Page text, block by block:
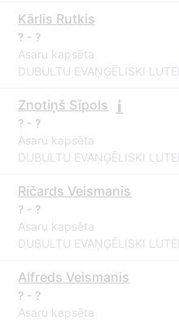
Kārlis Rutkis
? - ?
Asaru kapsēta
DUBULTU EVAŅĢĒLISKI
Znotiņš Sīpols
? - ?
Asaru kapsēta
DUBULTU EVAŅĢĒLISKI
Ričards Veismanis
? - ?
Asaru kapsēta
DUBULTU EVAŅĢĒLISKI
Alfreds Veismanis
? - ?
Asaru kapsēta